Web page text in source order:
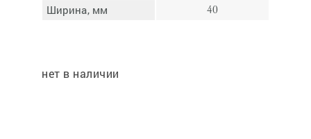
Ширина, мм 40
нет в наличии